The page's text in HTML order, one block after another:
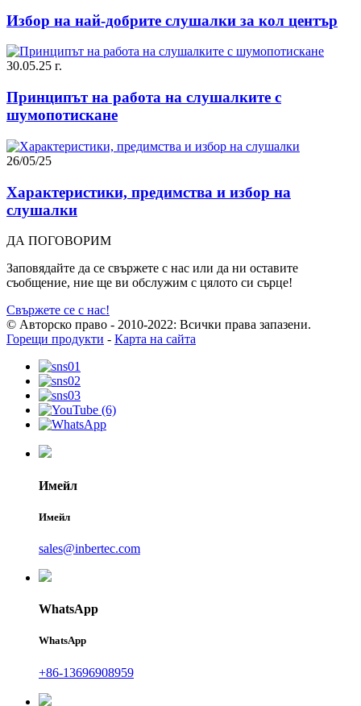
Избор на най-добрите слушалки за кол център
30.05.25 г.
Принципът на работа на слушалките с
шумопотискане
26/05/25
Характеристики, предимства и избор на
слушалки
ДА ПОГОВОРИМ
Заповядайте да се свържете с нас или да ни оставите
съобщение, ние ще ви обслужим с цялото си сърце!
Свържете се с нас!
© Авторско право - 2010-2022: Всички права запазени.
Горещи продукти - Карта на сайта
Имейл
Имейл
sales@inbertec.com
WhatsApp
WhatsApp
+86-13696908959